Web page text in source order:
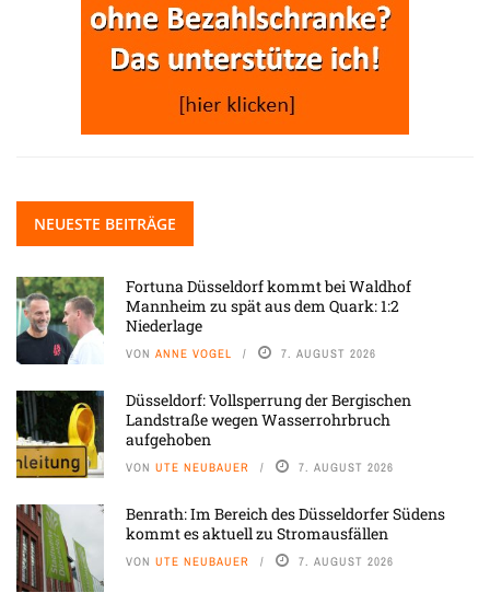
NEUESTE BEITRÄGE
Fortuna Düsseldorf kommt bei Waldhof
Mannheim zu spät aus dem Quark: 1:2
Niederlage
VON ANNE VOGEL 7. AUGUST 2026
Düsseldorf: Vollsperrung der Bergischen
Landstraße wegen Wasserrohrbruch
aufgehoben
VON UTE NEUBAUER 7. AUGUST 2026
Benrath: Im Bereich des Düsseldorfer Südens
kommt es aktuell zu Stromausfällen
VON UTE NEUBAUER 7. AUGUST 2026